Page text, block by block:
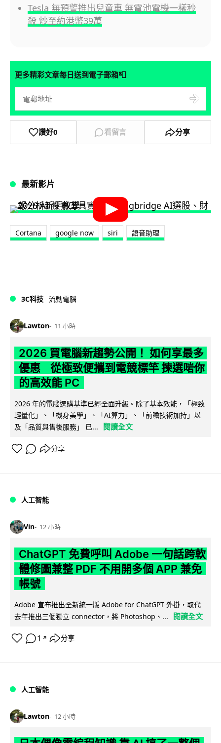
Tesla 無預警推出兒童車 無電池電機一樣秒
殺 炒至約港幣39萬
更多精彩文章每日送到電子郵箱📮
讚好0 看留言 分享
最新影片
Cortana google now siri 語音助理
3C科技 流動電腦
Lawton 11 小時
2026 買電腦新趨勢公開！ 如何享最多
優惠 從極致便攜到電競標竿 揀選啱你
的高效能 PC
2026 年的電腦選購基準已經全面升級。除了基本效能，「極致
輕量化」、「機身美學」、「AI算力」、「前瞻技術加持」以
及「品質與售後服務」 已...
閱讀全文
分享
人工智能
Vin 12 小時
ChatGPT 免費呼叫 Adobe 一句話跨軟
體修圖兼整 PDF 不用開多個 APP 兼免
帳號
Adobe 宣布推出全新統一版 Adobe for ChatGPT 外掛，取代
去年推出三個獨立 connector，將 Photoshop、...
閱讀全文
1 ↗ 分享
人工智能
Lawton 12 小時